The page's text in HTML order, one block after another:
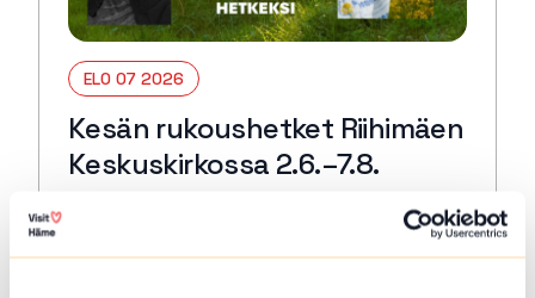
ELO 07 2026
Kesän rukoushetket Riihimäen
Keskuskirkossa 2.6.–7.8.
Tervetuloa kaikille avoimiin